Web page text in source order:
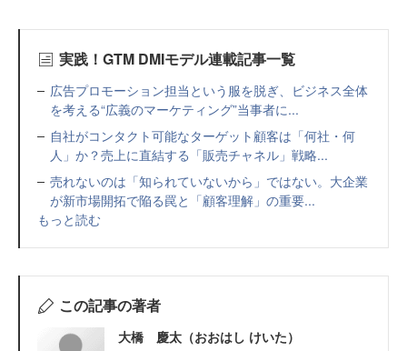
実践！GTM DMIモデル連載記事一覧
広告プロモーション担当という服を脱ぎ、ビジネス全体
を考える“広義のマーケティング”当事者に...
自社がコンタクト可能なターゲット顧客は「何社・何
人」か？売上に直結する「販売チャネル」戦略...
売れないのは「知られていないから」ではない。大企業
が新市場開拓で陥る罠と「顧客理解」の重要...
もっと読む
この記事の著者
大橋 慶太（おおはし けいた）